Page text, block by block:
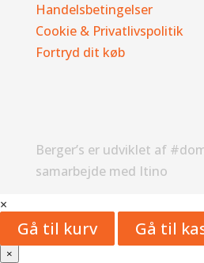
Handelsbetingelser
Cookie & Privatlivspolitik
Fortryd dit køb
Berger’s er udviklet af
samarbejde med Itino
×
Gå til kurv Gå til
×